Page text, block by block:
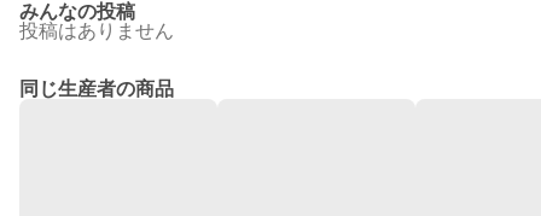
みんなの投稿
投稿はありません
同じ生産者の商品